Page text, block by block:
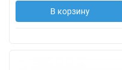
В корзину